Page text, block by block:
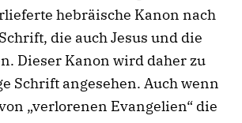
hebräische Kanon nach
die auch Jesus und die
Dieser Kanon wird daher zu
Schrift angesehen. Auch wenn
„verlorenen Evangelien“ die